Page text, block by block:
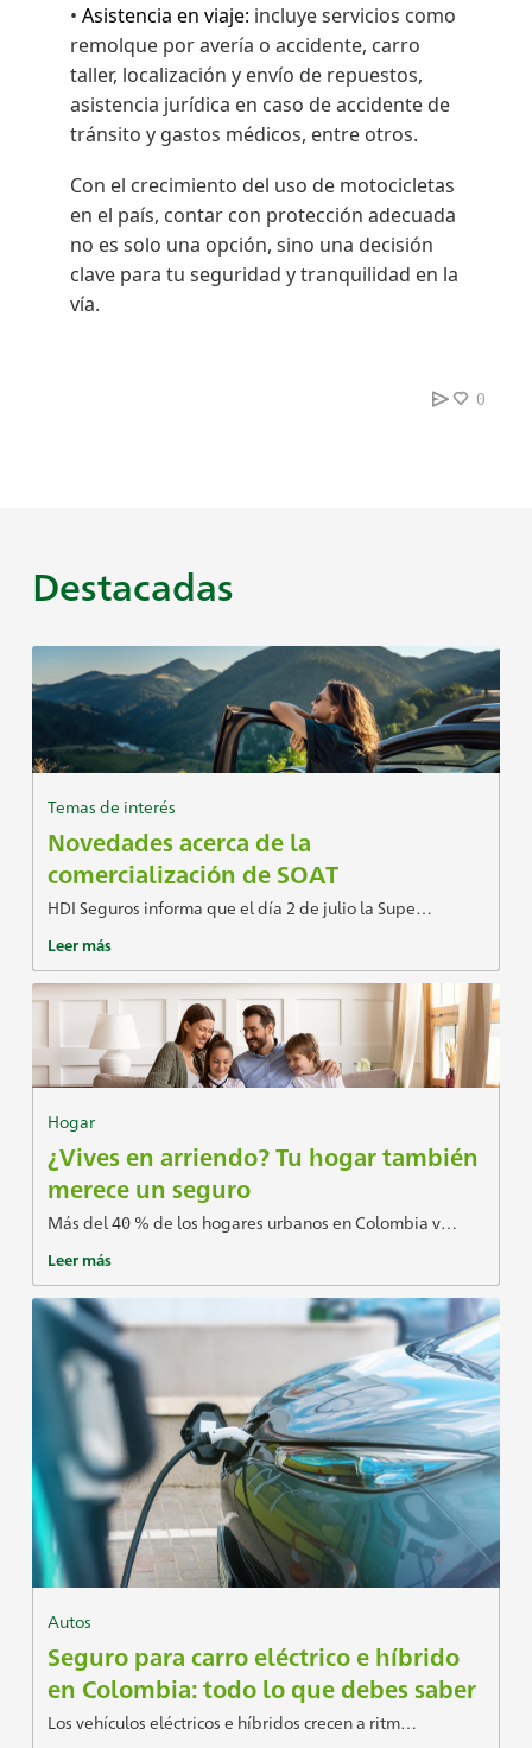
• Asistencia en viaje: incluye servicios como
remolque por avería o accidente, carro
taller, localización y envío de repuestos,
asistencia jurídica en caso de accidente de
tránsito y gastos médicos, entre otros.
Con el crecimiento del uso de motocicletas
en el país, contar con protección adecuada
no es solo una opción, sino una decisión
clave para tu seguridad y tranquilidad en la
vía.
0
Destacadas
Temas de interés
Novedades acerca de la
comercialización de SOAT
HDI Seguros informa que el día 2 de julio la Supe…
Leer más
Hogar
¿Vives en arriendo? Tu hogar también
merece un seguro
Más del 40 % de los hogares urbanos en Colombia v…
Leer más
Autos
Seguro para carro eléctrico e híbrido
en Colombia: todo lo que debes saber
Los vehículos eléctricos e híbridos crecen a ritm…